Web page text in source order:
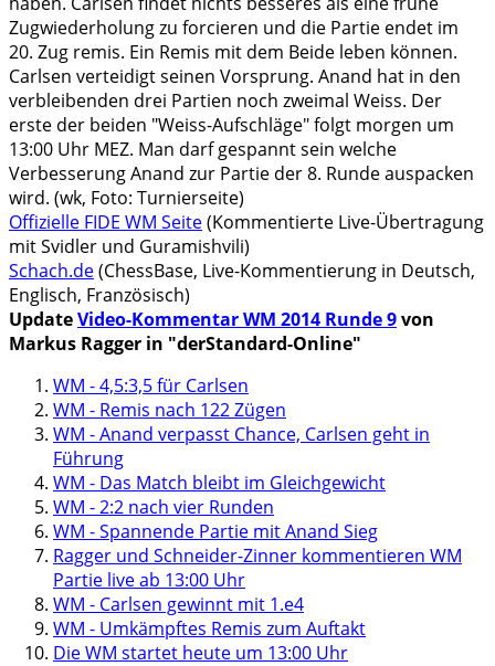
Zugwiederholung zu forcieren und die Partie endet im
20. Zug remis. Ein Remis mit dem Beide leben können.
Carlsen verteidigt seinen Vorsprung. Anand hat in den
verbleibenden drei Partien noch zweimal Weiss. Der
erste der beiden "Weiss-Aufschläge" folgt morgen um
13:00 Uhr MEZ. Man darf gespannt sein welche
Verbesserung Anand zur Partie der 8. Runde auspacken
wird. (wk, Foto: Turnierseite)
Offizielle FIDE WM Seite(Kommentierte Live-Übertragung
mit Svidler und Guramishvili)
Schach.de(ChessBase, Live-Kommentierung in Deutsch,
Englisch, Französisch)
UpdateVideo-Kommentar WM 2014 Runde 9von
Markus Ragger in "derStandard-Online"
WM - 4,5:3,5 für Carlsen
WM - Remis nach 122 Zügen
WM - Anand verpasst Chance, Carlsen geht in
Führung
WM - Das Match bleibt im Gleichgewicht
WM - 2:2 nach vier Runden
WM - Spannende Partie mit Anand Sieg
Ragger und Schneider-Zinner kommentieren WM
Partie live ab 13:00 Uhr
WM - Carlsen gewinnt mit 1.e4
WM - Umkämpftes Remis zum Auftakt
Die WM startet heute um 13:00 Uhr